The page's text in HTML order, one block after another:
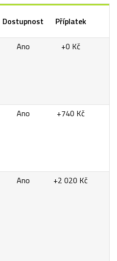
Dostupnost Příplatek
Ano +0 Kč
Ano +740 Kč
Ano +2 020 Kč